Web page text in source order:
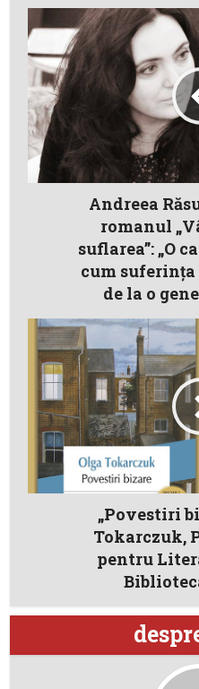
Andreea
romanul
suflarea”: „O
cum suferința
de la o
„Povestiri
Tokarczuk,
pentru